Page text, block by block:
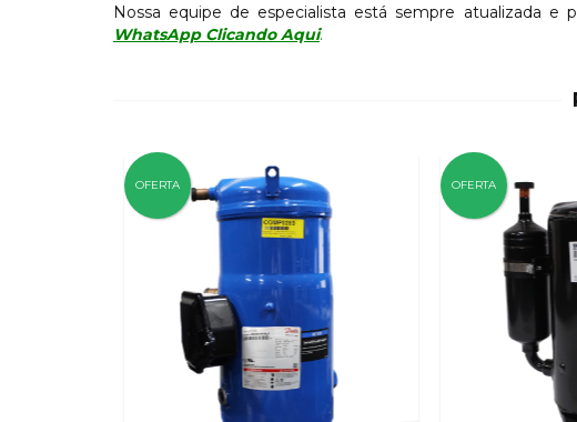
Nossa equipe de especialista está sempre atualizada
WhatsApp Clicando Aqui.
OFERTA OFERTA